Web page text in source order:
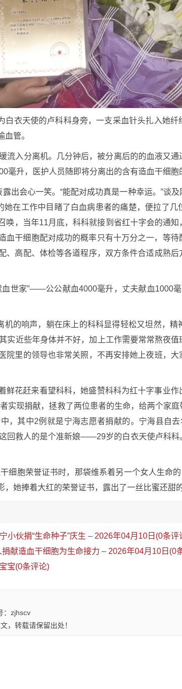
衣天使的卢科科身旁，一支采血针头扎入她
管。
流入分离机。几分钟后，被分离后的的血液又
升，医护人员随即将分离出的含有造血干细胞
出会心一笑。“能配对成功真是一种幸运。”谈
在工作中目睹了白血病患者的痛楚，便拉了
，当年11月底，科科就接到省红十字会的通
血干细胞配对成功的概率只有十万分之一，等
、高配、体检等各道程序，双方条件合适成熟
世家”——公公献血4000毫升，丈夫献血1000
机的响声，躺在床上的科科显得轻松又坦然，
实近些年身体并不好，加上工作需要常常熬夜
院里的领导也非常关照，不再安排她上夜班，
鲜花赶来看望科科，她盛赞科科为红十字事业
实现捐献，拯救了两位患者的生命，给两个家
中，其中2例就是宁海志愿者捐献的。宁海县自
回救人的是个准新娘——29岁的白衣天使卢科科
细胞荣誉证书时，那袋维系着另一个女人生命
她捧着大红的荣誉证书，露出了一丝比蜜还甜的
小伙捐“生命种子”庆生 – 2026年04月10日(0条评
献造血干细胞为生命接力 – 2026年04月10日(0
宝(0条评论)
：zjhscv
，转载请保留出处！